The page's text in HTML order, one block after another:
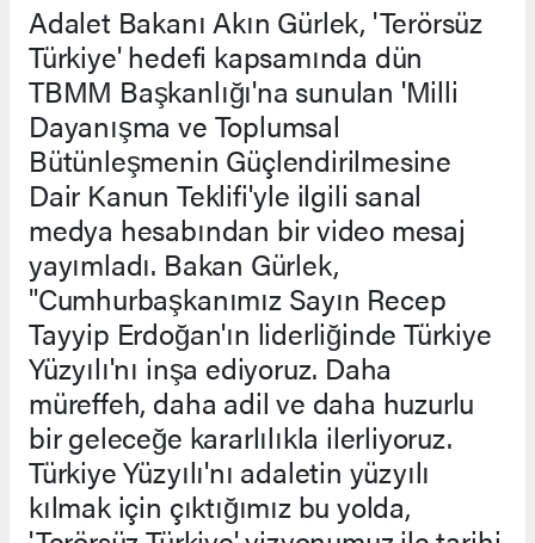
Adalet Bakanı Akın Gürlek, 'Terörsüz
Türkiye' hedefi kapsamında dün
TBMM Başkanlığı'na sunulan 'Milli
Dayanışma ve Toplumsal
Bütünleşmenin Güçlendirilmesine
Dair Kanun Teklifi'yle ilgili sanal
medya hesabından bir video mesaj
yayımladı. Bakan Gürlek,
"Cumhurbaşkanımız Sayın Recep
Tayyip Erdoğan'ın liderliğinde Türkiye
Yüzyılı'nı inşa ediyoruz. Daha
müreffeh, daha adil ve daha huzurlu
bir geleceğe kararlılıkla ilerliyoruz.
Türkiye Yüzyılı'nı adaletin yüzyılı
kılmak için çıktığımız bu yolda,